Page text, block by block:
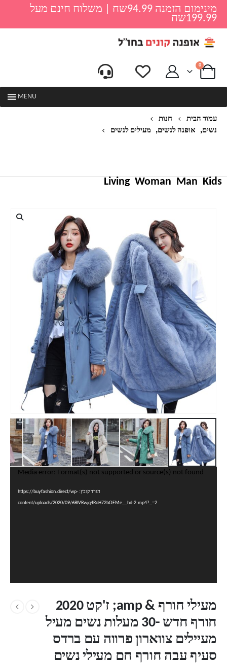
מינימום הזמנה 94.99שח | משלוח חינם מעל
199.99שח
0
MENU
עמוד הבית
חנות
נשים, אופנה לנשים, מעילים לנשים
Kids
Man
Woman
Living
Media error: Format(s) not supported or source(s) not found
הורד קובץ: https://buyfashion.direct/wp-
content/uploads/2020/09/6BlVRwjq4RoH72bOFMe__hd-2.mp4?_=2
מעילי חורף & amp; ז'קט 2020
חורף חדש -30 מעלות נשים מעיל
מעיילים צווארון פרווה עם ברדס
סעיף עבה חורף חם מעילי נשים